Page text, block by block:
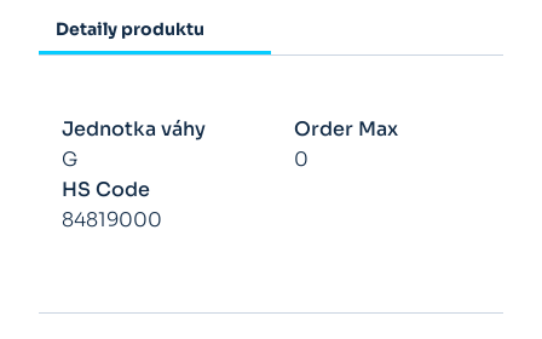
Detaily produktu
Jednotka váhy
G
Order Max
0
HS Code
84819000